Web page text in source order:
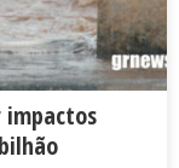
impactos